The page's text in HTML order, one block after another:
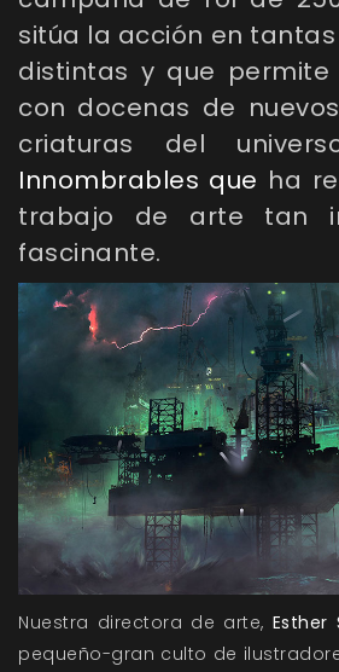
sitúa la acción en
distintas y que
con docenas de
criaturas del
Innombrables que ha
trabajo de arte tan
fascinante.
Nuestra directora de arte, Esther
pequeño-gran culto de